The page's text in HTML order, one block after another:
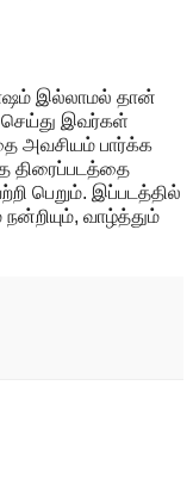
இல்லாமல் தான்
செய்து இவர்கள்
அவசியம் பார்க்க
திரைப்படத்தை
பெறும். இப்படத்தில்
வாழ்த்தும்